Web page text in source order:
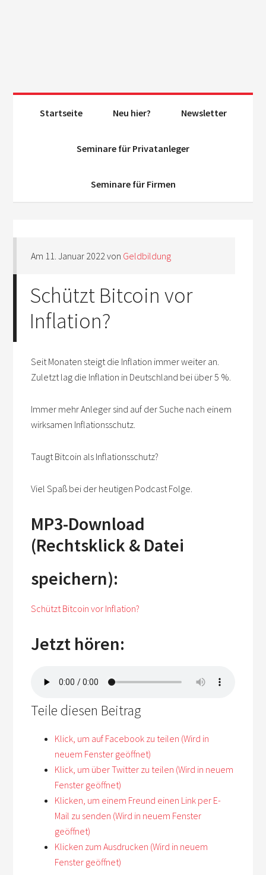
Startseite Neu hier? Newsletter
Seminare für Privatanleger
Seminare für Firmen
Am 11. Januar 2022von Geldbildung
Schützt Bitcoin vor
Inflation?
Seit Monaten steigt die Inflation immer weiter an.
Zuletzt lag die Inflation in Deutschland bei über 5 %.
Immer mehr Anleger sind auf der Suche nach einem
wirksamen Inflationsschutz.
Taugt Bitcoin als Inflationsschutz?
Viel Spaß bei der heutigen Podcast Folge.
MP3-Download
(Rechtsklick & Datei
speichern):
Schützt Bitcoin vor Inflation?
Jetzt hören:
Teile diesen Beitrag
Klick, um auf Facebook zu teilen (Wird in
neuem Fenster geöffnet)
Klick, um über Twitter zu teilen (Wird in neuem
Fenster geöffnet)
Klicken, um einem Freund einen Link per E-
Mail zu senden (Wird in neuem Fenster
geöffnet)
Klicken zum Ausdrucken (Wird in neuem
Fenster geöffnet)